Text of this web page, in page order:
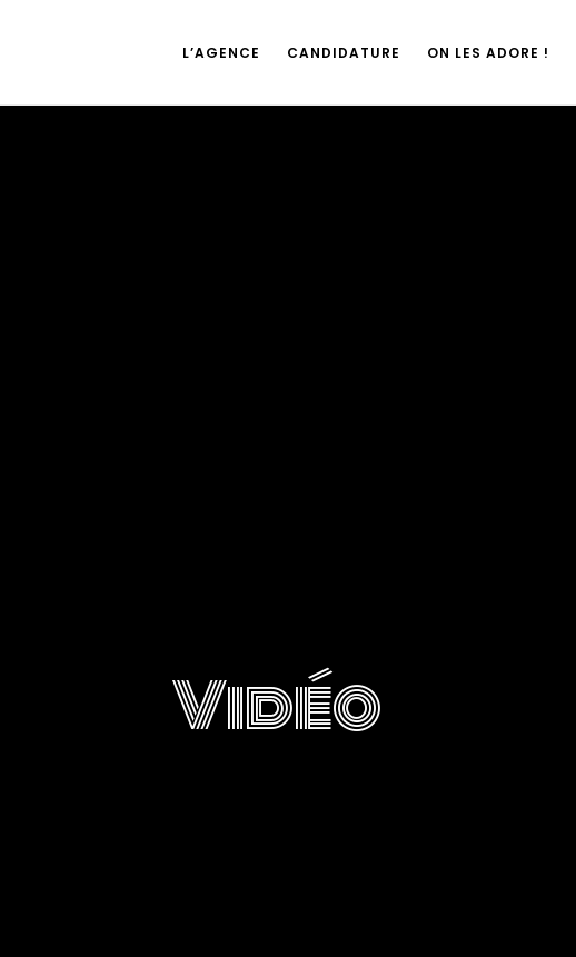
L’AGENCE CANDIDATURE ON LES ADORE !
Vidéo